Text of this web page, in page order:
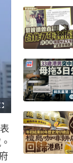
F
u
s
c
n